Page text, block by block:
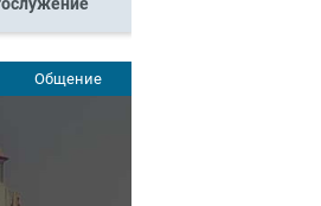
Общение